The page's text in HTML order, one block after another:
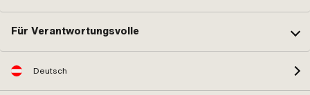
Für Verantwortungsvolle
Deutsch